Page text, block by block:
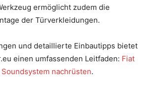
ermöglicht zudem die
der Türverkleidungen.
und detaillierte Einbautipps bietet
einen umfassenden Leitfaden: Fiat
nachrüsten.